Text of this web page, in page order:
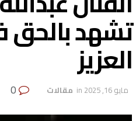
تشهد
العزيز
مايو 16, 2025 in ‏ مقالات